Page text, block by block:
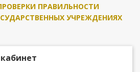
ПРАВИЛЬНОСТИ
УЧРЕЖДЕНИЯХ